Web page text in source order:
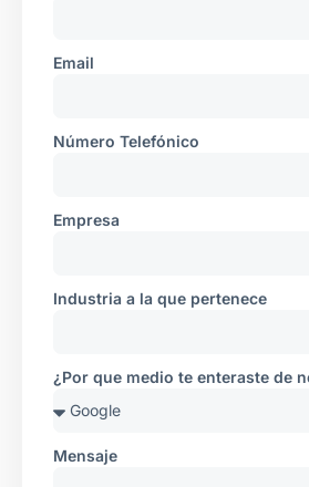
Email
Número Telefónico
Empresa
Industria a la que pertenece
¿Por que medio te enteraste de
Mensaje